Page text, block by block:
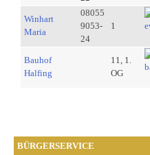
BÜRGERSERVICE
Winhart
Maria
08055
9053-
24
1
Bauhof
Halfing
11, 1.
OG